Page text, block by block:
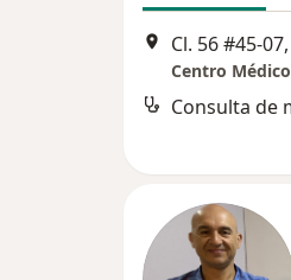
Cl. 56 #45-
Centro
Consulta de